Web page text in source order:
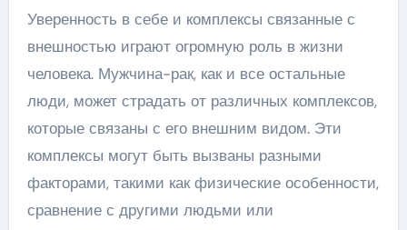
Уверенность в себе и комплексы связанные с
внешностью играют огромную роль в жизни
человека. Мужчина-рак, как и все остальные
люди, может страдать от различных комплексов,
которые связаны с его внешним видом. Эти
комплексы могут быть вызваны разными
факторами, такими как физические особенности,
сравнение с другими людьми или